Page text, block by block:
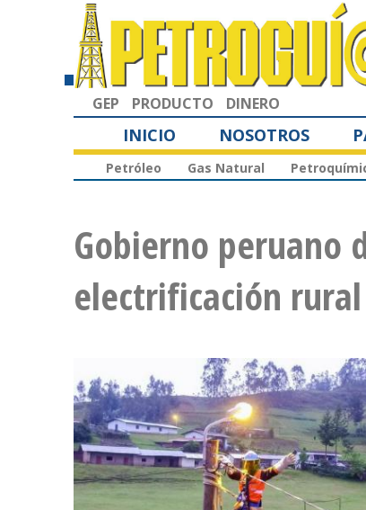
GEP PRODUCTO DINERO
INICIO NOSOTROS
Petróleo Gas Natural
Gobierno peruano
electrificación